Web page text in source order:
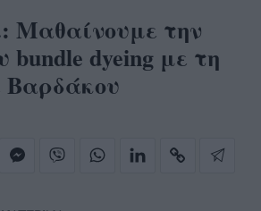
Μαθαίνουμε την
bundle dyeing με τη
Βαρδάκου